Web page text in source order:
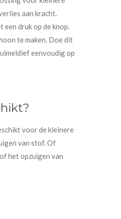
aan kracht.
druk op de knop.
te maken. Doe dit
eenvoudig op
voor de kleinere
van stof. Of
het opzuigen van